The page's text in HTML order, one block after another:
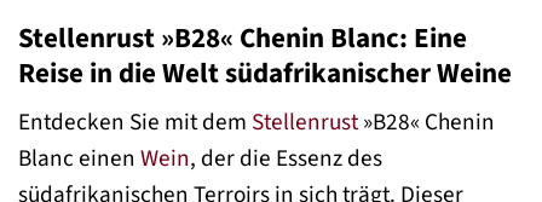
Stellenrust »B28« Chenin Blanc: Eine
Reise in die Welt südafrikanischer Weine
Entdecken Sie mit dem Stellenrust»B28« Chenin
Blanc einen Wein, der die Essenz des
südafrikanischen Terroirs in sich trägt. Dieser